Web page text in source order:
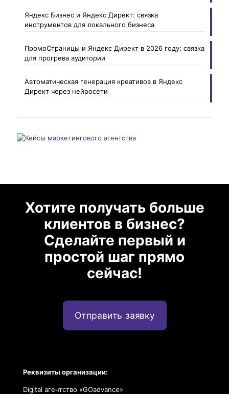
Яндекс Бизнес и Яндекс Директ: связка
инструментов для локального бизнеса
ПромоСтраницы и Яндекс Директ в 2026 году: связка
для прогрева аудитории
Автоматическая генерация креативов в Яндекс
Директ через нейросети
Хотите получать больше
клиентов в бизнес?
Сделайте первый и
простой шаг прямо
сейчас!
Отправить заявку
Реквизиты организации:
Digital агентство «GOadvance»